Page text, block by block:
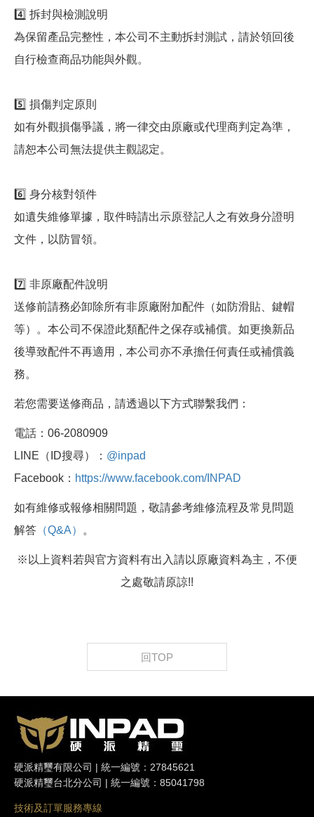
4️⃣ 拆封與檢測說明
為保留產品完整性，本公司不主動拆封測試，請於領回後
自行檢查商品功能與外觀。
5️⃣ 損傷判定原則
如有外觀損傷爭議，將一律交由原廠或代理商判定為準，
請恕本公司無法提供主觀認定。
6️⃣ 身分核對領件
如遺失維修單據，取件時請出示原登記人之有效身分證明
文件，以防冒領。
7️⃣ 非原廠配件說明
送修前請務必卸除所有非原廠附加配件（如防滑貼、鍵帽
等）。本公司不保證此類配件之保存或補償。如更換新品
後導致配件不再適用，本公司亦不承擔任何責任或補償義
務。
若您需要送修商品，請透過以下方式聯繫我們：
電話：06-2080909
LINE（ID搜尋）： @inpad
Facebook： https://www.facebook.com/INPAD
如有維修或報修相關問題，敬請參考維修流程及常見問題
解答 （Q&A） 。
※以上資料若與官方資料有出入請以原廠資料為主，不便
之處敬請原諒!!
回TOP
硬派精璽有限公司 | 統一編號：27845621
硬派精璽台北分公司 | 統一編號：85041798
技術及訂單服務專線